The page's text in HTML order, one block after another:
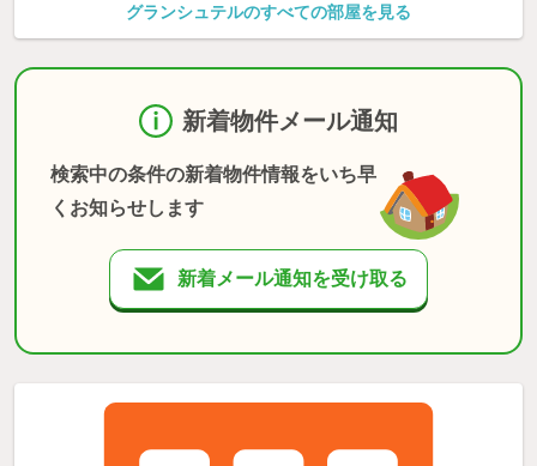
グランシュテルのすべての部屋を見る
新着物件メール通知
検索中の条件の新着物件情報をいち早
くお知らせします
新着メール通知を受け取る